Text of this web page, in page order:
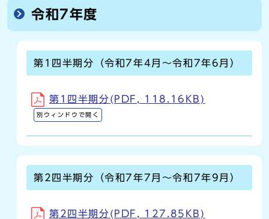
令和7年度
第1四半期分（令和7年4月～令和7年6月）
第1四半期分(PDF, 118.16KB)
別ウィンドウで開く
第2四半期分（令和7年7月～令和7年9月）
第2四半期分(PDF, 127.85KB)